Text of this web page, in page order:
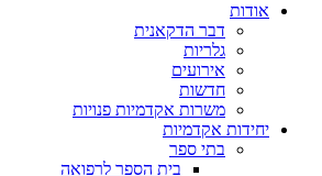
אודות
דבר הדקאנית
גלריות
אירועים
חדשות
משרות אקדמיות פנויות
יחידות אקדמיות
בתי ספר
בית הספר לרפואה